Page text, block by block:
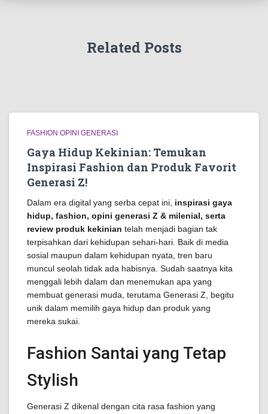
Related Posts
FASHION OPINI GENERASI
Gaya Hidup Kekinian: Temukan
Inspirasi Fashion dan Produk Favorit
Generasi Z!
Dalam era digital yang serba cepat ini, inspirasi gaya
hidup, fashion, opini generasi Z & milenial, serta
review produk kekinian telah menjadi bagian tak
terpisahkan dari kehidupan sehari-hari. Baik di media
sosial maupun dalam kehidupan nyata, tren baru
muncul seolah tidak ada habisnya. Sudah saatnya kita
menggali lebih dalam dan menemukan apa yang
membuat generasi muda, terutama Generasi Z, begitu
unik dalam memilih gaya hidup dan produk yang
mereka sukai.
Fashion Santai yang Tetap
Stylish
Generasi Z dikenal dengan cita rasa fashion yang